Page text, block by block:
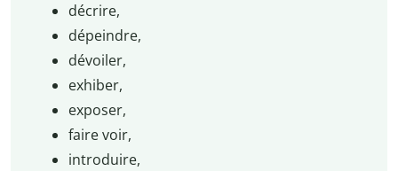
décrire,
dépeindre,
dévoiler,
exhiber,
exposer,
faire voir,
introduire,